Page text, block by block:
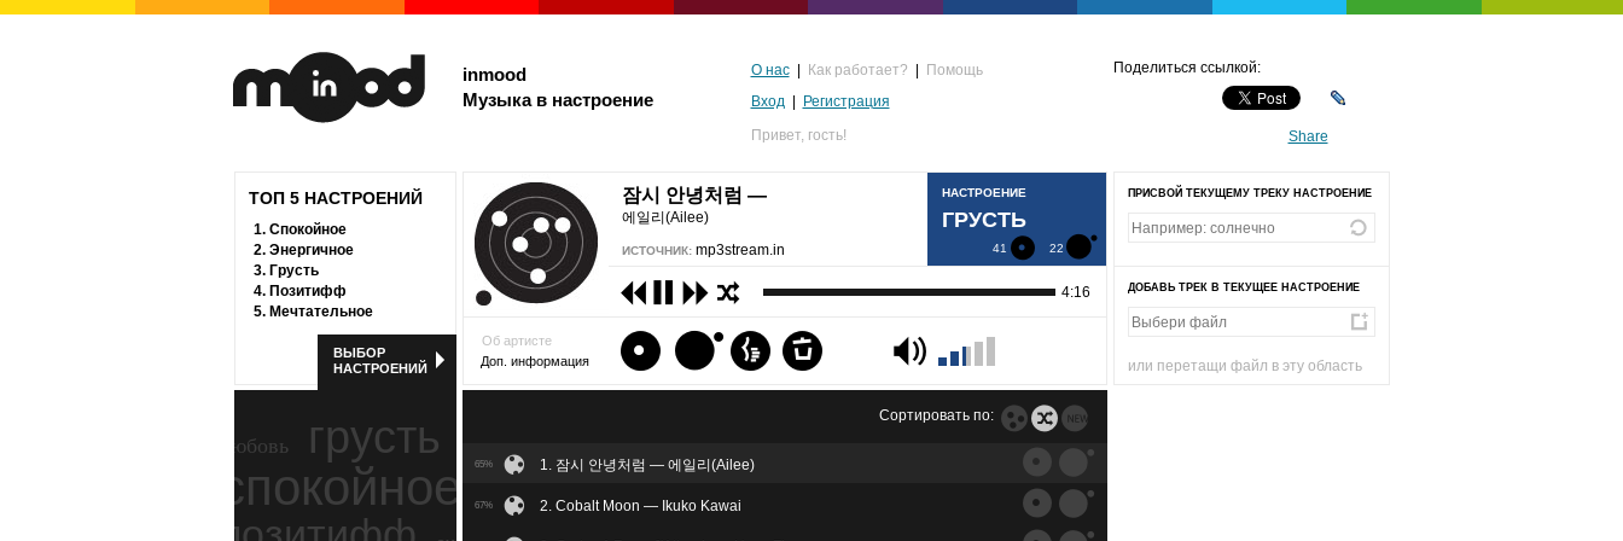
inmood
Музыка в настроение
О нас Как работает?
Помощь
Вход
Регистрация
Привет, гость!
Поделиться ссылкой:
Share
ТОП 5 НАСТРОЕНИЙ
1. Спокойное
2. Энергичное
3. Грусть
4. Позитифф
5. Мечтательное
ВЫБОР
НАСТРОЕНИЙ
любовь грусть
спокойное ностальгия
잠시 안녕처럼 —
에일리(Ailee)
ИСТОЧНИК: mp3stream.in
НАСТРОЕНИЕ
ГРУСТЬ
41 22
4:16
Об артисте
Доп. информация
65% 1. 잠시 안녕처럼 — 에일리(Ailee)
67% 2. Cobalt Moon — Ikuko Kawai
Сортировать по:
ПРИСВОЙ ТЕКУЩЕМУ ТРЕКУ НАСТРОЕНИЕ
ДОБАВЬ ТРЕК В ТЕКУЩЕЕ НАСТРОЕНИЕ
или перетащи файл в эту область